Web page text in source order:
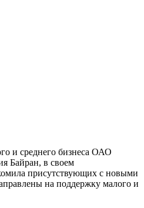
и среднего бизнеса ОАО
Байран, в своем
присутствующих с новыми
на поддержку малого и